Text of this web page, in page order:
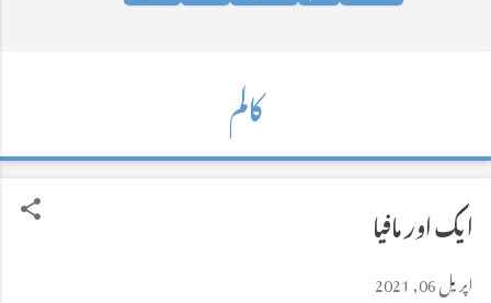
کالم
ایک اور مافیا
اپریل 06, 2021